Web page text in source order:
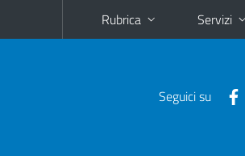
Rubrica Servizi
Seguici su